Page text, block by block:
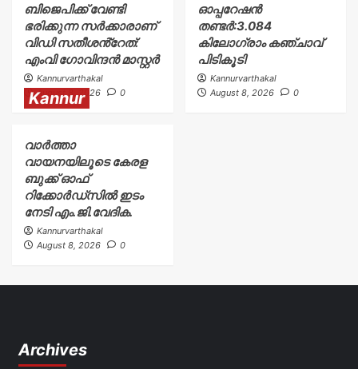
ബിജെപിക്ക് വേണ്ടി
ഭരിക്കുന്ന സർക്കാരാണ്
വിഡി സതീശൻ്റേത്:
എംവി ഗോവിന്ദൻ മാസ്റ്റർ
Kannurvarthakal
August 8, 2026
0
ഓപ്പറേഷൻ
തണ്ടർ:3.084
കിലോഗ്രാം കഞ്ചാവ്
പിടികൂടി
Kannurvarthakal
August 8, 2026
0
Kannur
വാർത്താ
വായനയിലൂടെ കേരള
ബുക്ക് ഓഫ്
റിക്കോർഡ്സിൽ ഇടം
നേടി എം.ജി.വേദിക.
Kannurvarthakal
August 8, 2026
0
Archives